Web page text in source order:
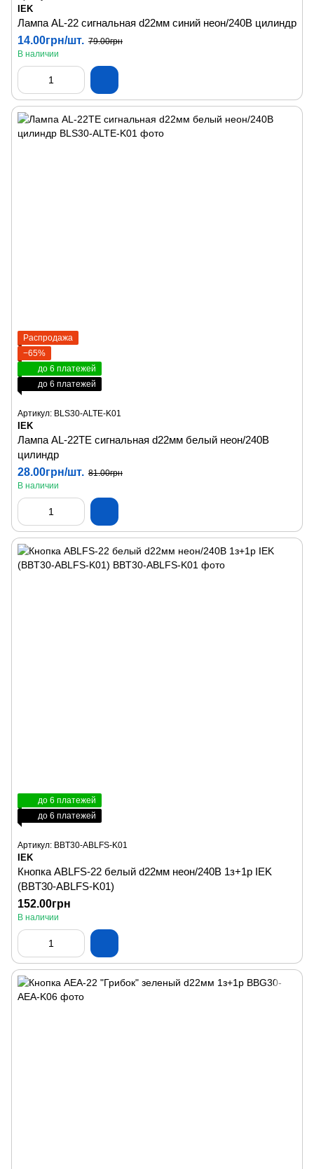
IEK
Лампа AL-22 сигнальная d22мм синий неон/240В цилиндр
14.00грн/шт. 79.00грн
В наличии
Распродажа
−65%
до 6 платежей
до 6 платежей
Артикул: BLS30-ALTE-K01
IEK
Лампа AL-22TE сигнальная d22мм белый неон/240В
цилиндр
28.00грн/шт. 81.00грн
В наличии
до 6 платежей
до 6 платежей
Артикул: BBT30-ABLFS-K01
IEK
Кнопка ABLFS-22 белый d22мм неон/240В 1з+1р IEK
(BBT30-ABLFS-K01)
152.00грн
В наличии